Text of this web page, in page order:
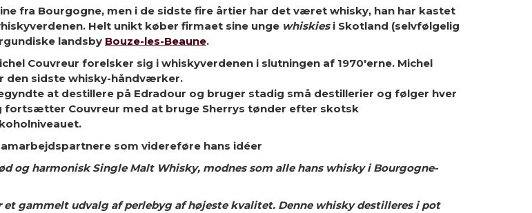
fra Bourgogne, men i de sidste fire årtier har det været whisky, han har kastet
Helt unikt køber firmaet sine unge whiskies i Skotland (selvfølgelig
landsby Bouze-les-Beaune.
Couvreur forelsker sig i whiskyverdenen i slutningen af ​​1970'erne. Michel
den sidste whisky-håndværker.
at destillere på Edradour og bruger stadig små destillerier og følger hver
Couvreur med at bruge Sherrys tønder efter skotsk
som videreføre hans idéer
og harmonisk Single Malt Whisky, modnes som alle hans whisky i Bourgogne-
gammelt udvalg af perlebyg af højeste kvalitet. Denne whisky destilleres i pot